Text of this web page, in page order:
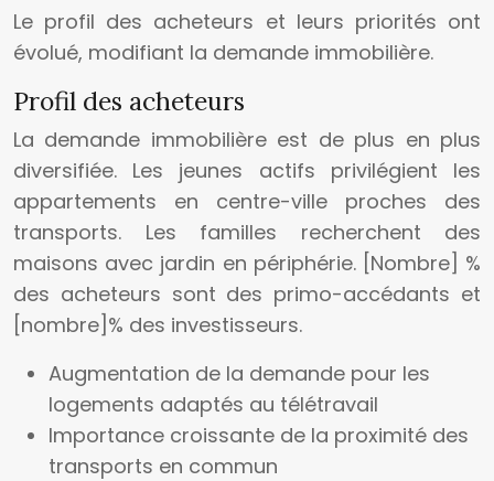
Le profil des acheteurs et leurs priorités ont
évolué, modifiant la demande immobilière.
Profil des acheteurs
La demande immobilière est de plus en plus
diversifiée. Les jeunes actifs privilégient les
appartements en centre-ville proches des
transports. Les familles recherchent des
maisons avec jardin en périphérie. [Nombre] %
des acheteurs sont des primo-accédants et
[nombre]% des investisseurs.
Augmentation de la demande pour les
logements adaptés au télétravail
Importance croissante de la proximité des
transports en commun